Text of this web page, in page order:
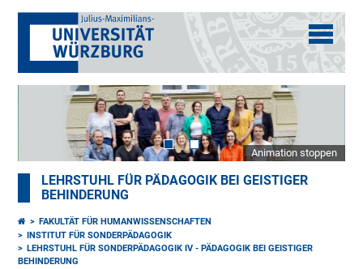
Animation stoppen
LEHRSTUHL FÜR PÄDAGOGIK BEI GEISTIGER
BEHINDERUNG
FAKULTÄT FÜR HUMANWISSENSCHAFTEN
INSTITUT FÜR SONDERPÄDAGOGIK
LEHRSTUHL FÜR SONDERPÄDAGOGIK IV - PÄDAGOGIK BEI GEISTIGER
BEHINDERUNG